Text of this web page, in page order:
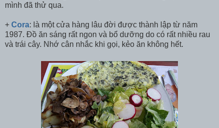
mình đã thử qua.
+ Cora: là một cửa hàng lâu đời được thành lập từ năm
1987. Đồ ăn sáng rất ngon và bổ dưỡng do có rất nhiều rau
và trái cây. Nhớ cân nhắc khi gọi, kẻo ăn không hết.